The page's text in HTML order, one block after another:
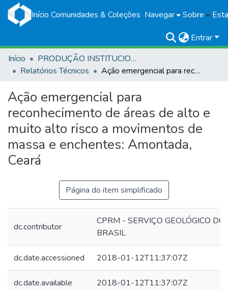
Início Comunidades & Coleções Navegar Sobre
Entrar
Início
PRODUÇÃO INSTITUCIONAL
Relatórios Técnicos
Ação emergencial para reconhecimento de áreas de alto e muito alto risco a movimentos de massa e enchentes: Amontada, Ceará
Ação emergencial para
reconhecimento de áreas de alto e
muito alto risco a movimentos de
massa e enchentes: Amontada,
Ceará
Página do item simplificado
dc.contributor
CPRM - SERVIÇO GEOLÓGICO DO
BRASIL
dc.date.accessioned 2018-01-12T11:37:07Z
dc.date.available 2018-01-12T11:37:07Z